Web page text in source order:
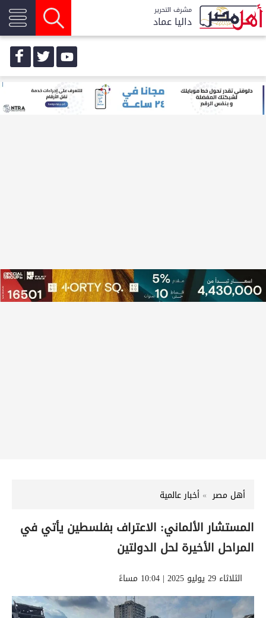
مشرف التحرير
داليا عماد
أهل مصر أخبار عالمية
المستشار الألماني: الاعتراف بفلسطين يأتي في
المراحل الأخيرة لحل الدولتين
الثلاثاء 29 يوليو 2025 | 10:04 مساءً